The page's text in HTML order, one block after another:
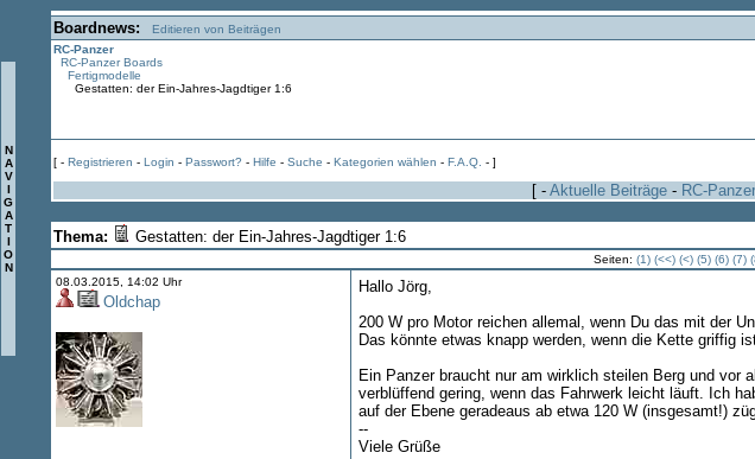
N
A
V
I
G
A
T
I
O
N
Boardnews: Editieren von Beiträgen
RC-Panzer
RC-Panzer Boards
Fertigmodelle
Gestatten: der Ein-Jahres-Jagdtiger 1:6
[ - Registrieren - Login - Passwort? - Hilfe - Suche - Kategorien wählen - F.A.Q. - ]
[ - Aktuelle Beiträge - RC-
Thema: Gestatten: der Ein-Jahres-Jagdtiger 1:6
Seiten: (1) (<<) (<) (5) (6) (7)
08.03.2015, 14:02 Uhr
Oldchap
Hallo Jörg,
200 W pro Motor reichen allemal, wenn Du das mit der
Das könnte etwas knapp werden, wenn die Kette griffig
Ein Panzer braucht nur am wirklich steilen Berg und vor
verblüffend gering, wenn das Fahrwerk leicht läuft. Ich
auf der Ebene geradeaus ab etwa 120 W (insgesamt!)
--
Viele Grüße